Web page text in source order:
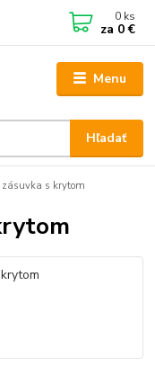
Menu
Hľadať
0 ks
za 0 €
s krytom